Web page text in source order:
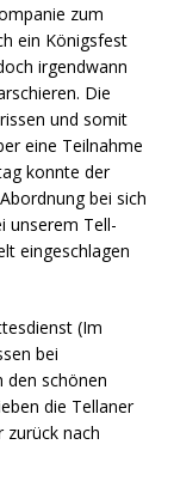
zum
ein Königsfest
irgendwann
Die
und somit
eine Teilnahme
konnte der
bei sich
unserem Tell-
eingeschlagen
(Im
bei
den schönen
die Tellaner
zurück nach